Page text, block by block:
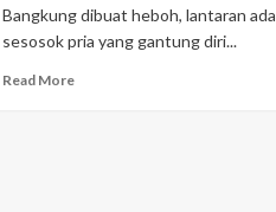
Bangkung dibuat heboh, lantaran ada
sesosok pria yang gantung diri...
Read More